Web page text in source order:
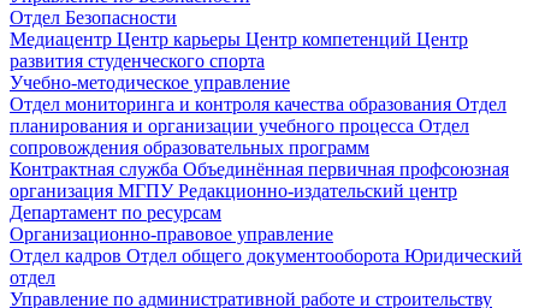
Отдел Безопасности
Медиацентр Центр карьеры Центр компетенций Центр
развития студенческого спорта
Учебно-методическое управление
Отдел мониторинга и контроля качества образования Отдел
планирования и организации учебного процесса Отдел
сопровождения образовательных программ
Контрактная служба Объединённая первичная профсоюзная
организация МГПУРедакционно-издательский центр
Департамент по ресурсам
Организационно-правовое управление
Отдел кадров Отдел общего документооборота Юридический
отдел
Управление по административной работе и строительству